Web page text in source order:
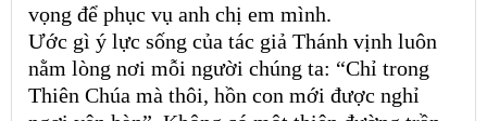
vọng để phục vụ anh chị em mình.
Ước gì ý lực sống của tác giả Thánh vịnh luôn
nằm lòng nơi mỗi người chúng ta: “Chỉ trong
Thiên Chúa mà thôi, hồn con mới được nghỉ